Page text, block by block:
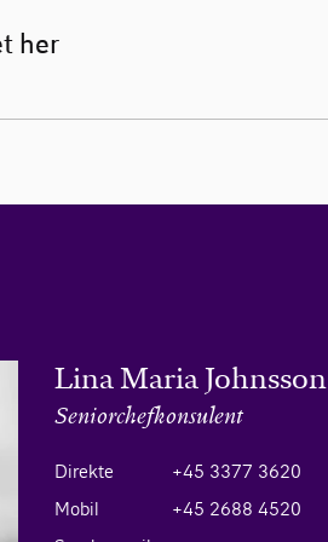
her
Lina Maria Johnsson
Seniorchefkonsulent
Direkte
+45 3377 3620
Mobil
+45 2688 4520